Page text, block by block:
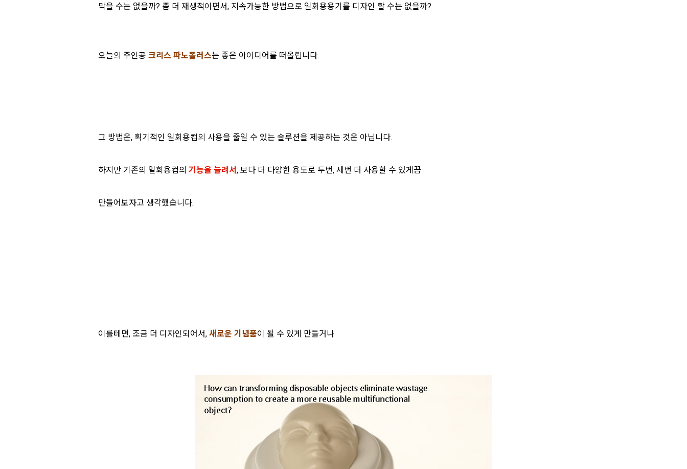
막을 수는 없을까? 좀 더 재생적이면서, 지속가능한 방법으로 일회용용기를 디자인 할 수는 없을까?
오늘의 주인공 크리스 파노폴러스는 좋은 아이디어를 떠올립니다.
그 방법은, 획기적인 일회용컵의 사용을 줄일 수 있는 솔루션을 제공하는 것은 아닙니다.
하지만 기존의 일회용컵의 기능을 늘려서 , 보다 더 다양한 용도로 두번, 세번 더 사용할 수 있게끔
만들어보자고 생각했습니다.
이를테면, 조금 더 디자인되어서, 새로운 기념품이 될 수 있게 만들거나